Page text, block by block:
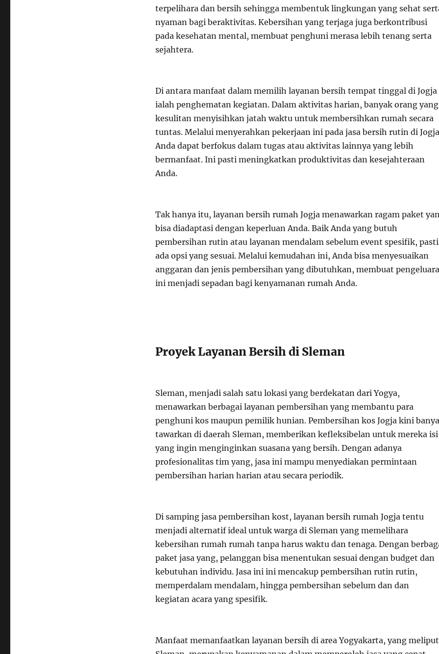
terpelihara dan bersih sehingga membentuk lingkungan yang sehat
nyaman bagi beraktivitas. Kebersihan yang terjaga juga berkontribusi
pada kesehatan mental, membuat penghuni merasa lebih tenang serta
sejahtera.
Di antara manfaat dalam memilih layanan bersih tempat tinggal di Jogja
ialah penghematan kegiatan. Dalam aktivitas harian, banyak orang yang
kesulitan menyisihkan jatah waktu untuk membersihkan rumah secara
tuntas. Melalui menyerahkan pekerjaan ini pada jasa bersih rutin di
Anda dapat berfokus dalam tugas atau aktivitas lainnya yang lebih
bermanfaat. Ini pasti meningkatkan produktivitas dan kesejahteraan
Anda.
Tak hanya itu, layanan bersih rumah Jogja menawarkan ragam paket
bisa diadaptasi dengan keperluan Anda. Baik Anda yang butuh
pembersihan rutin atau layanan mendalam sebelum event spesifik, pasti
ada opsi yang sesuai. Melalui kemudahan ini, Anda bisa menyesuaikan
anggaran dan jenis pembersihan yang dibutuhkan, membuat
ini menjadi sepadan bagi kenyamanan rumah Anda.
Proyek Layanan Bersih di Sleman
Sleman, menjadi salah satu lokasi yang berdekatan dari Yogya,
menawarkan berbagai layanan pembersihan yang membantu para
penghuni kos maupun pemilik hunian. Pembersihan kos Jogja kini
tawarkan di daerah Sleman, memberikan kefleksibelan untuk mereka isi
yang ingin menginginkan suasana yang bersih. Dengan adanya
profesionalitas tim yang, jasa ini mampu menyediakan permintaan
pembersihan harian harian atau secara periodik.
Di samping jasa pembersihan kost, layanan bersih rumah Jogja tentu
menjadi alternatif ideal untuk warga di Sleman yang memelihara
kebersihan rumah rumah tanpa harus waktu dan tenaga. Dengan
paket jasa yang, pelanggan bisa menentukan sesuai dengan budget dan
kebutuhan individu. Jasa ini ini mencakup pembersihan rutin rutin,
memperdalam mendalam, hingga pembersihan sebelum dan dan
kegiatan acara yang spesifik.
Manfaat memanfaatkan layanan bersih di area Yogyakarta, yang